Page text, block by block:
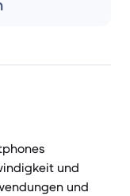
und
und